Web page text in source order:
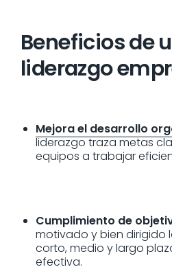
Beneficios de
liderazgo
Mejora el desarrollo
liderazgo traza metas
equipos a trabajar
Cumplimiento de
motivado y bien dirigido
corto, medio y largo
efectiva.